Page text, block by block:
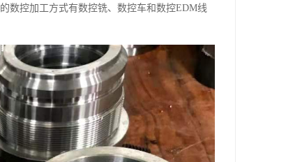
数控加工方式有数控铣、数控车和数控EDM线